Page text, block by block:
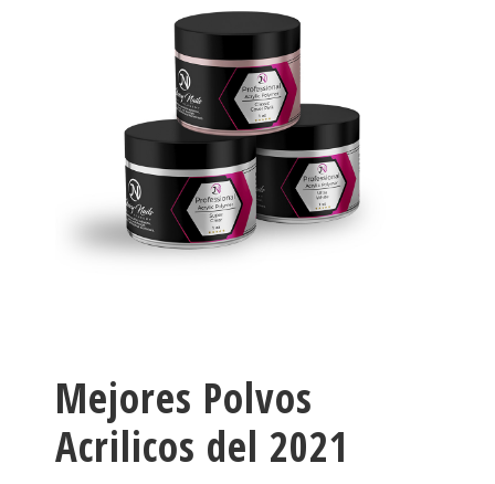
Mejores Polvos
Acrilicos del 2021